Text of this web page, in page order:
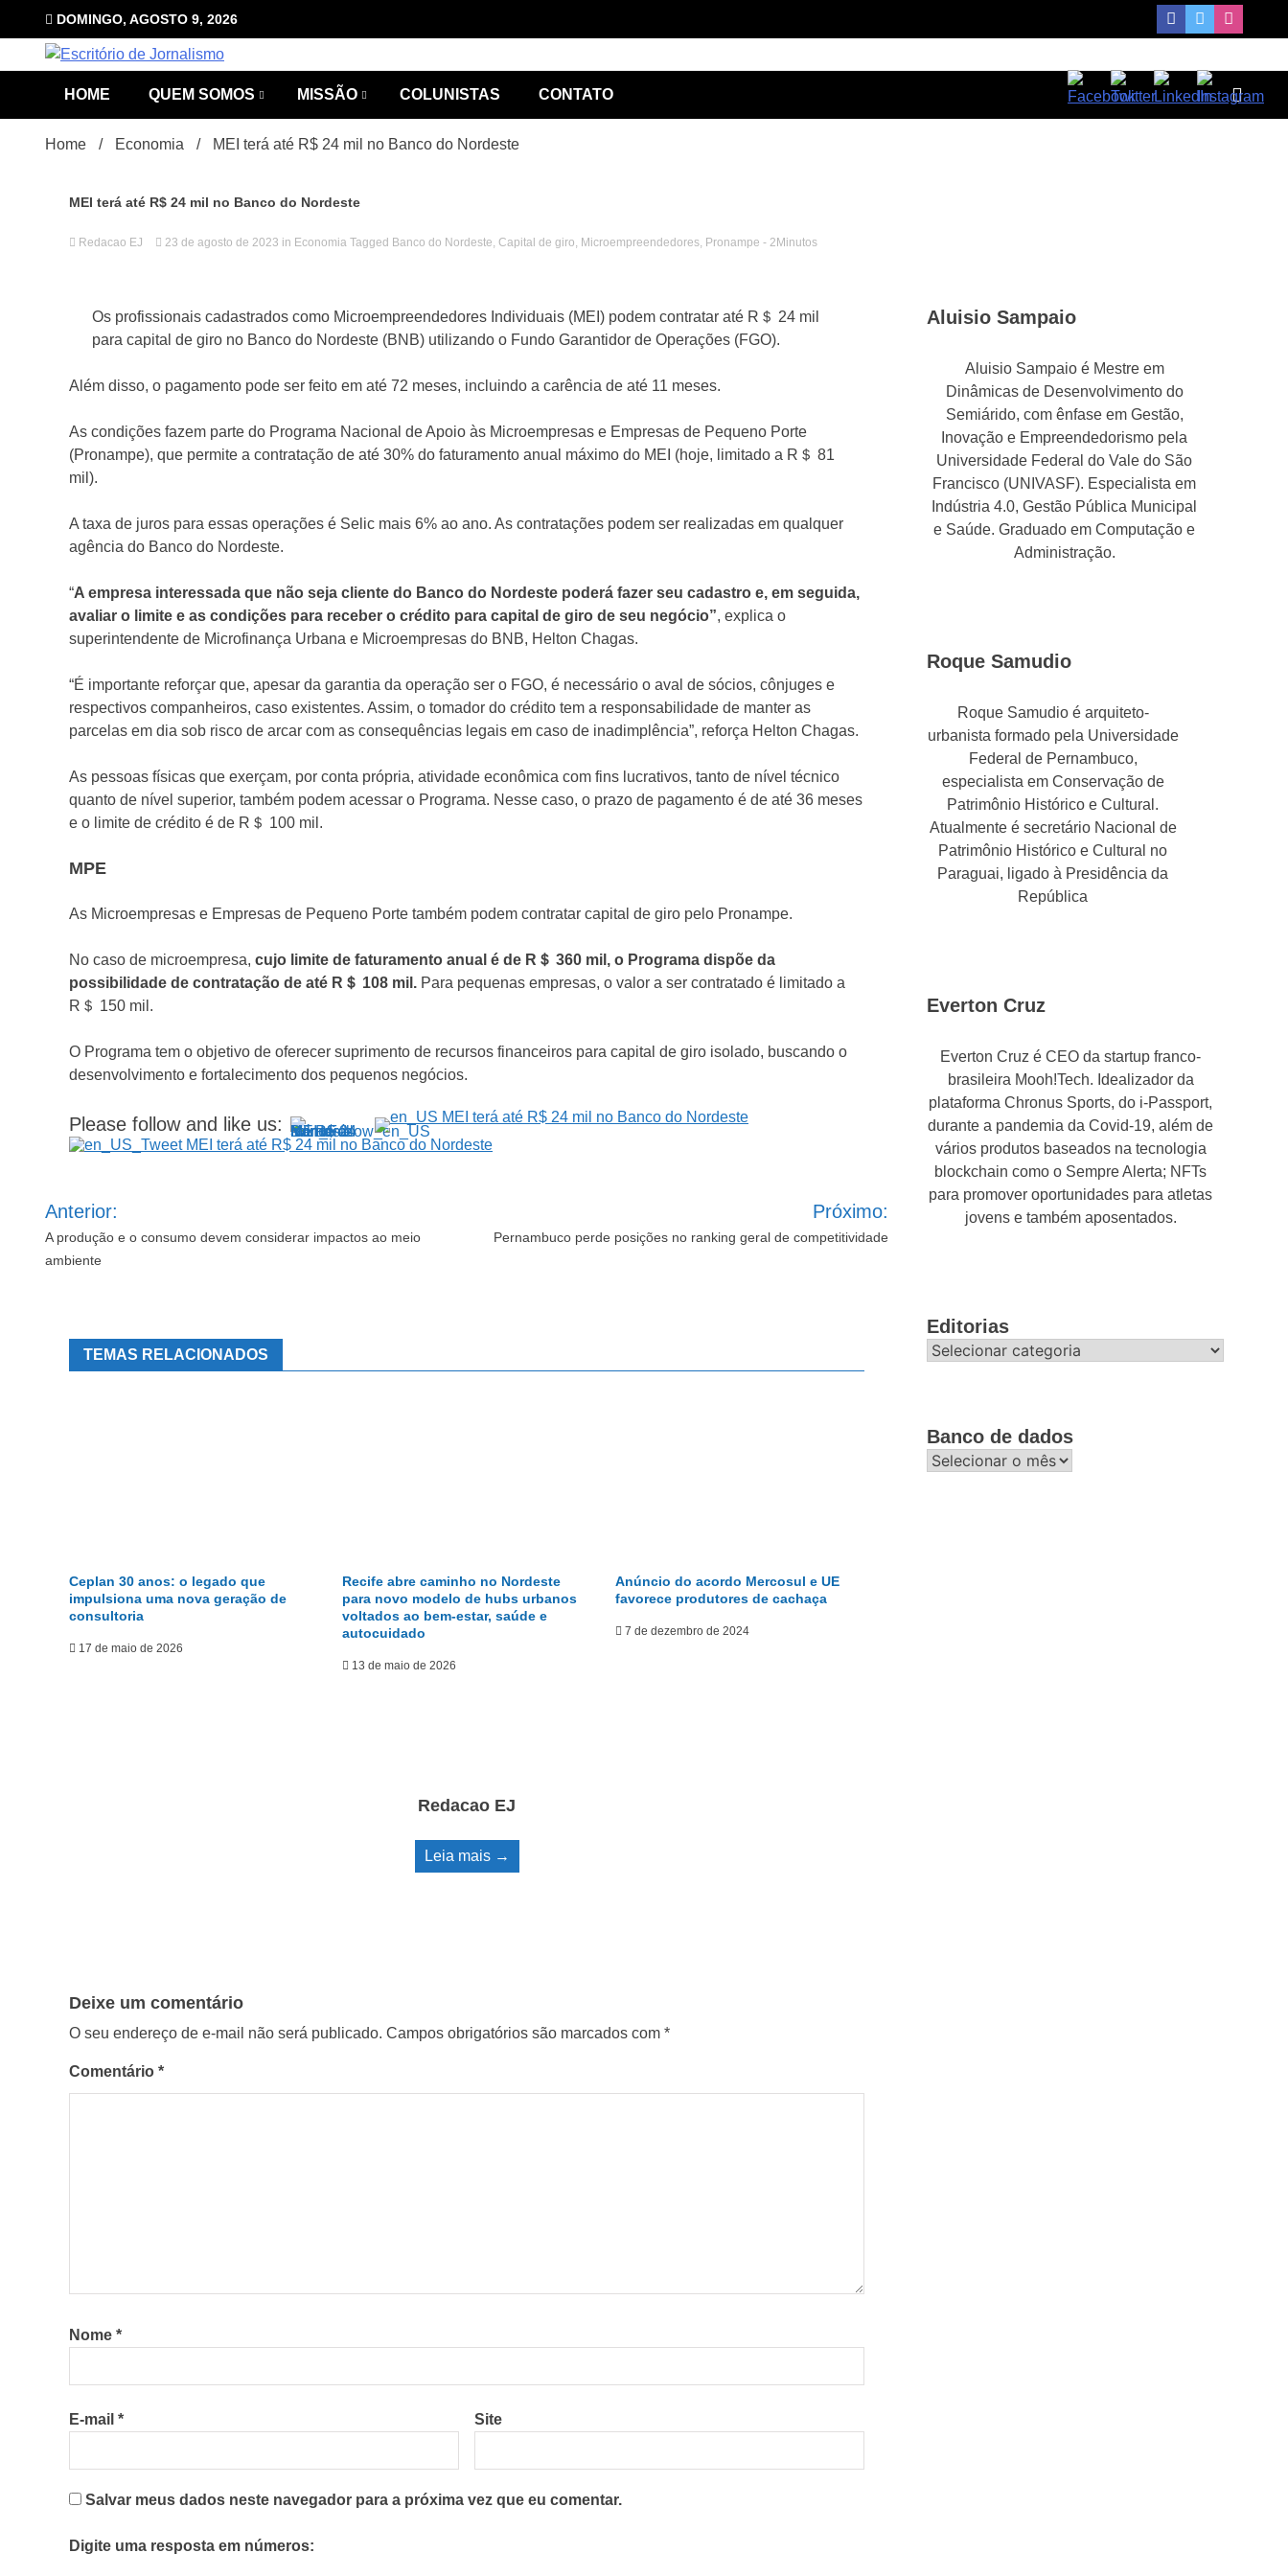
content
DOMINGO, AGOSTO 9, 2026
Escritório de
Jornalismo
HOME
QUEM SOMOS MISSÃO COLUNISTAS CONTATO
Home Economia MEI terá até R$ 24 mil no Banco do Nordeste
MEI terá até R$ 24 mil no Banco do Nordeste
Redacao EJ 23 de agosto de 2023 in Economia Tagged Banco do Nordeste, Capital de giro, Microempreendedores, Pronampe - 2Minutos
Os profissionais cadastrados como Microempreendedores Individuais (MEI) podem contratar até R＄ 24 mil
para capital de giro no Banco do Nordeste (BNB) utilizando o Fundo Garantidor de Operações (FGO).
Além disso, o pagamento pode ser feito em até 72 meses, incluindo a carência de até 11 meses.
As condições fazem parte do Programa Nacional de Apoio às Microempresas e Empresas de Pequeno Porte
(Pronampe), que permite a contratação de até 30% do faturamento anual máximo do MEI (hoje, limitado a R＄ 81
mil).
A taxa de juros para essas operações é Selic mais 6% ao ano. As contratações podem ser realizadas em qualquer
agência do Banco do Nordeste.
“A empresa interessada que não seja cliente do Banco do Nordeste poderá fazer seu cadastro e, em seguida,
avaliar o limite e as condições para receber o crédito para capital de giro de seu negócio”, explica o
superintendente de Microfinança Urbana e Microempresas do BNB, Helton Chagas.
“É importante reforçar que, apesar da garantia da operação ser o FGO, é necessário o aval de sócios, cônjuges e
respectivos companheiros, caso existentes. Assim, o tomador do crédito tem a responsabilidade de manter as
parcelas em dia sob risco de arcar com as consequências legais em caso de inadimplência”, reforça Helton Chagas.
As pessoas físicas que exerçam, por conta própria, atividade econômica com fins lucrativos, tanto de nível técnico
quanto de nível superior, também podem acessar o Programa. Nesse caso, o prazo de pagamento é de até 36 meses
e o limite de crédito é de R＄ 100 mil.
MPE
As Microempresas e Empresas de Pequeno Porte também podem contratar capital de giro pelo Pronampe.
No caso de microempresa, cujo limite de faturamento anual é de R＄ 360 mil, o Programa dispõe da
possibilidade de contratação de até R＄ 108 mil. Para pequenas empresas, o valor a ser contratado é limitado a
R＄ 150 mil.
O Programa tem o objetivo de oferecer suprimento de recursos financeiros para capital de giro isolado, buscando o
desenvolvimento e fortalecimento dos pequenos negócios.
Please follow and like us:
de
Post
Anterior:
A produção e o consumo devem considerar impactos ao meio
ambiente
Próximo:
Pernambuco perde posições no ranking geral de competitividade
TEMAS RELACIONADOS
Ceplan 30 anos: o legado que
impulsiona uma nova geração de
consultoria
17 de maio de 2026
Recife abre caminho no Nordeste
para novo modelo de hubs urbanos
voltados ao bem-estar, saúde e
autocuidado
13 de maio de 2026
Anúncio do acordo Mercosul e UE
favorece produtores de cachaça
7 de dezembro de 2024
Redacao EJ
Leia mais →
Deixe um comentário
O seu endereço de e-mail não será publicado. Campos obrigatórios são marcados com *
Comentário *
Nome *
E-mail * Site
Salvar meus dados neste navegador para a próxima vez que eu comentar.
Digite uma resposta em números:
Aluisio Sampaio
Aluisio Sampaio é Mestre em
Dinâmicas de Desenvolvimento do
Semiárido, com ênfase em Gestão,
Inovação e Empreendedorismo pela
Universidade Federal do Vale do São
Francisco (UNIVASF). Especialista em
Indústria 4.0, Gestão Pública Municipal
e Saúde. Graduado em Computação e
Administração.
Roque Samudio
Roque Samudio é arquiteto-
urbanista formado pela Universidade
Federal de Pernambuco,
especialista em Conservação de
Patrimônio Histórico e Cultural.
Atualmente é secretário Nacional de
Patrimônio Histórico e Cultural no
Paraguai, ligado à Presidência da
República
Everton Cruz
Everton Cruz é CEO da startup franco-
brasileira Mooh!Tech. Idealizador da
plataforma Chronus Sports, do i-Passport,
durante a pandemia da Covid-19, além de
vários produtos baseados na tecnologia
blockchain como o Sempre Alerta; NFTs
para promover oportunidades para atletas
jovens e também aposentados.
Editorias
Editorias
Banco de dados
Banco